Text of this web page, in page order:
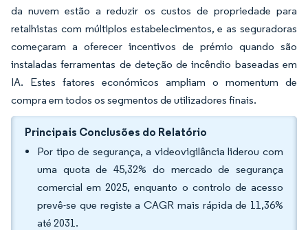
da nuvem estão a reduzir os custos de propriedade para
retalhistas com múltiplos estabelecimentos, e as seguradoras
começaram a oferecer incentivos de prémio quando são
instaladas ferramentas de deteção de incêndio baseadas em
IA. Estes fatores económicos ampliam o momentum de
compra em todos os segmentos de utilizadores finais.
Principais Conclusões do Relatório
Por tipo de segurança, a videovigilância liderou com
uma quota de 45,32% do mercado de segurança
comercial em 2025, enquanto o controlo de acesso
prevê-se que registe a CAGR mais rápida de 11,36%
até 2031.